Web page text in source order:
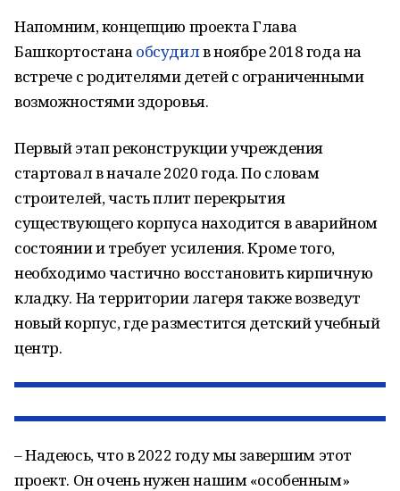
Напомним, концепцию проекта Глава
Башкортостана обсудилв ноябре 2018 года на
встрече с родителями детей с ограниченными
возможностями здоровья.
Первый этап реконструкции учреждения
стартовал в начале 2020 года. По словам
строителей, часть плит перекрытия
существующего корпуса находится в аварийном
состоянии и требует усиления. Кроме того,
необходимо частично восстановить кирпичную
кладку. На территории лагеря также возведут
новый корпус, где разместится детский учебный
центр.
– Надеюсь, что в 2022 году мы завершим этот
проект. Он очень нужен нашим «особенным»